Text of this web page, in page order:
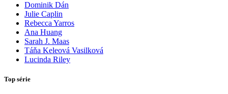
Dominik Dán
Julie Caplin
Rebecca Yarros
Ana Huang
Sarah J. Maas
Táňa Keleová Vasilková
Lucinda Riley
Top série